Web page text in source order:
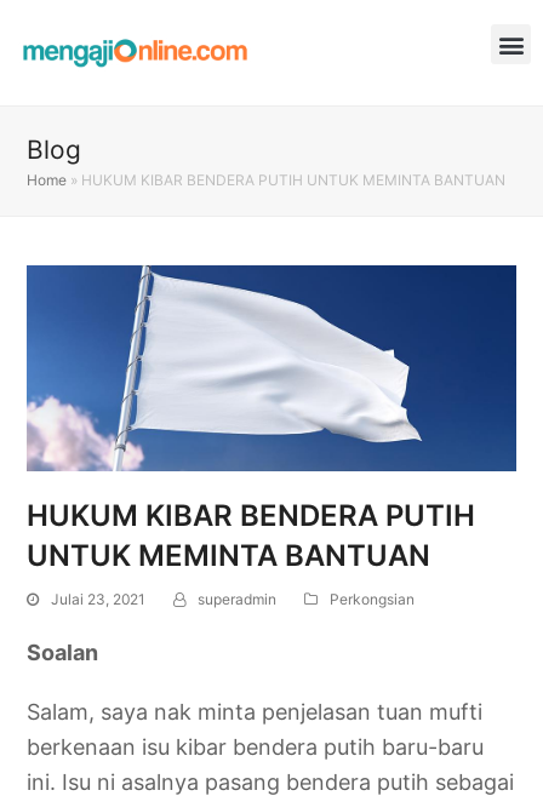
Blog
Home » HUKUM KIBAR BENDERA PUTIH UNTUK MEMINTA BANTUAN
HUKUM KIBAR BENDERA PUTIH
UNTUK MEMINTA BANTUAN
Julai 23, 2021 superadmin Perkongsian
Soalan
Salam, saya nak minta penjelasan tuan mufti
berkenaan isu kibar bendera putih baru-baru
ini. Isu ni asalnya pasang bendera putih sebagai